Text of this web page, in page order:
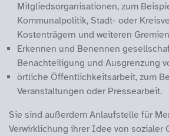
Mitgliedsorganisationen, zum
Kommunalpolitik, Stadt- oder
Kostenträgern und weiteren
Erkennen und Benennen
Benachteiligung und Ausgrenzung
örtliche Öffentlichkeitsarbeit, zum
Veranstaltungen oder Pressearbeit.
Sie sind außerdem Anlaufstelle für
Verwirklichung ihrer Idee von sozialer